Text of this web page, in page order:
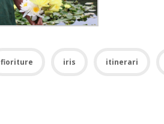
fioriture iris itinerari